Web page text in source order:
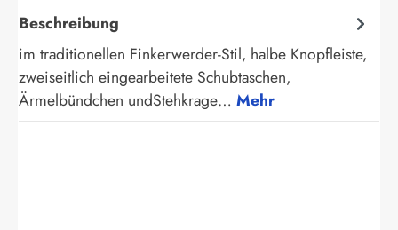
Beschreibung
im traditionellen Finkerwerder-Stil, halbe Knopfleiste,
zweiseitlich eingearbeitete Schubtaschen,
Ärmelbündchen undStehkrage… Mehr